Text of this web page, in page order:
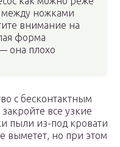
между ножками
внимание на
форма
она плохо
с бесконтактным
все узкие
пыли из-под кровати
выметет, но при этом